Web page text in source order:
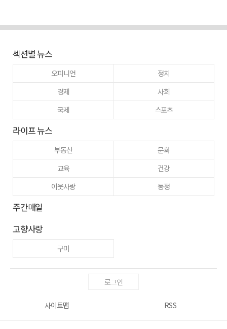
섹션별 뉴스
오피니언
정치
경제
사회
국제
스포츠
라이프 뉴스
부동산
문화
교육
건강
이웃사랑
동정
주간매일
고향사랑
구미
로그인
사이트맵 RSS